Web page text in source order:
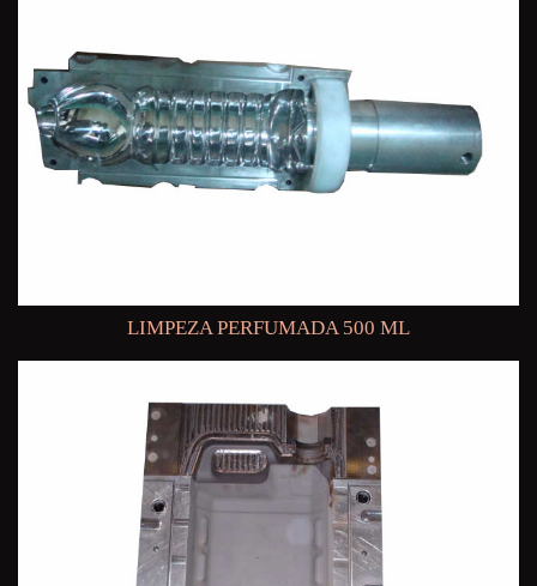
LIMPEZA PERFUMADA 500 ML